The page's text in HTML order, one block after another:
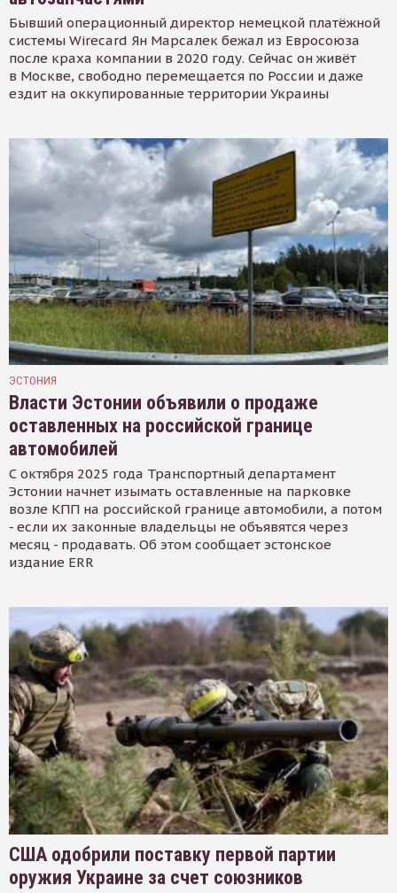
Бывший операционный директор немецкой платёжной
системы Wirecard Ян Марсалек бежал из Евросоюза
после краха компании в 2020 году. Сейчас он живёт
в Москве, свободно перемещается по России и даже
ездит на оккупированные территории Украины
ЭСТОНИЯ
Власти Эстонии объявили о продаже
оставленных на российской границе
автомобилей
С октября 2025 года Транспортный департамент
Эстонии начнет изымать оставленные на парковке
возле КПП на российской границе автомобили, а потом
- если их законные владельцы не объявятся через
месяц - продавать. Об этом сообщает эстонское
издание ERR
США одобрили поставку первой партии
оружия Украине за счет союзников